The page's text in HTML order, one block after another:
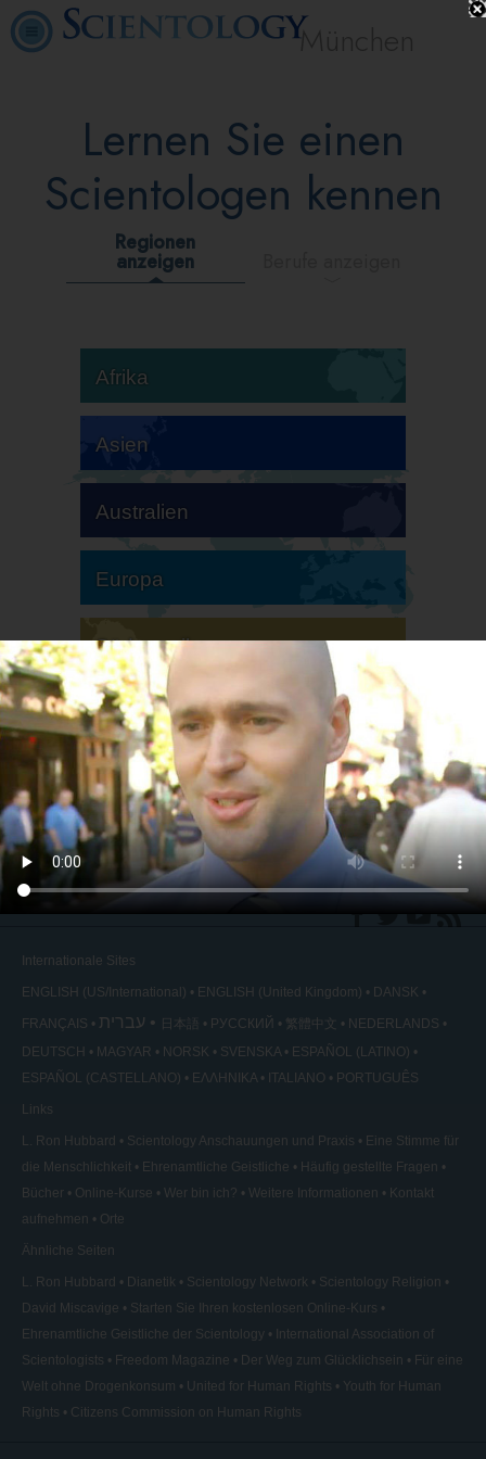
München
Lernen Sie einen
Scientologen kennen
Regionen
anzeigen
Afrika
Asien
Australien
Europa
Südamerika
Nordamerika
Internationale Sites
ENGLISH (US/International) ENGLISH (United Kingdom) DANSK
FRANÇAIS עברית 日本語 РУССКИЙ 繁體中文
NEDERLANDS
DEUTSCH
MAGYAR NORSK SVENSKA
ESPAÑOL (LATINO)
ESPAÑOL (CASTELLANO)
ΕΛΛΗΝΙΚA ITALIANO PORTUGUÊS
Links
L. Ron Hubbard Scientology Anschauungen und Praxis
Eine Stimme für
die Menschlichkeit
Ehrenamtliche Geistliche
Häufig gestellte Fragen
Bücher
Online-Kurse Wer bin ich? Weitere Informationen
Kontakt
aufnehmen
Orte
Ähnliche Seiten
L. Ron Hubbard Dianetik Scientology Network
Scientology Religion
David Miscavige
Starten Sie Ihren kostenlosen Online-Kurs
Ehrenamtliche Geistliche der Scientology
International Association of
Scientologists
Freedom Magazine Der Weg zum Glücklichsein
Für eine
Welt ohne Drogenkonsum
United for Human Rights
Youth for Human
Rights
Citizens Commission on Human Rights